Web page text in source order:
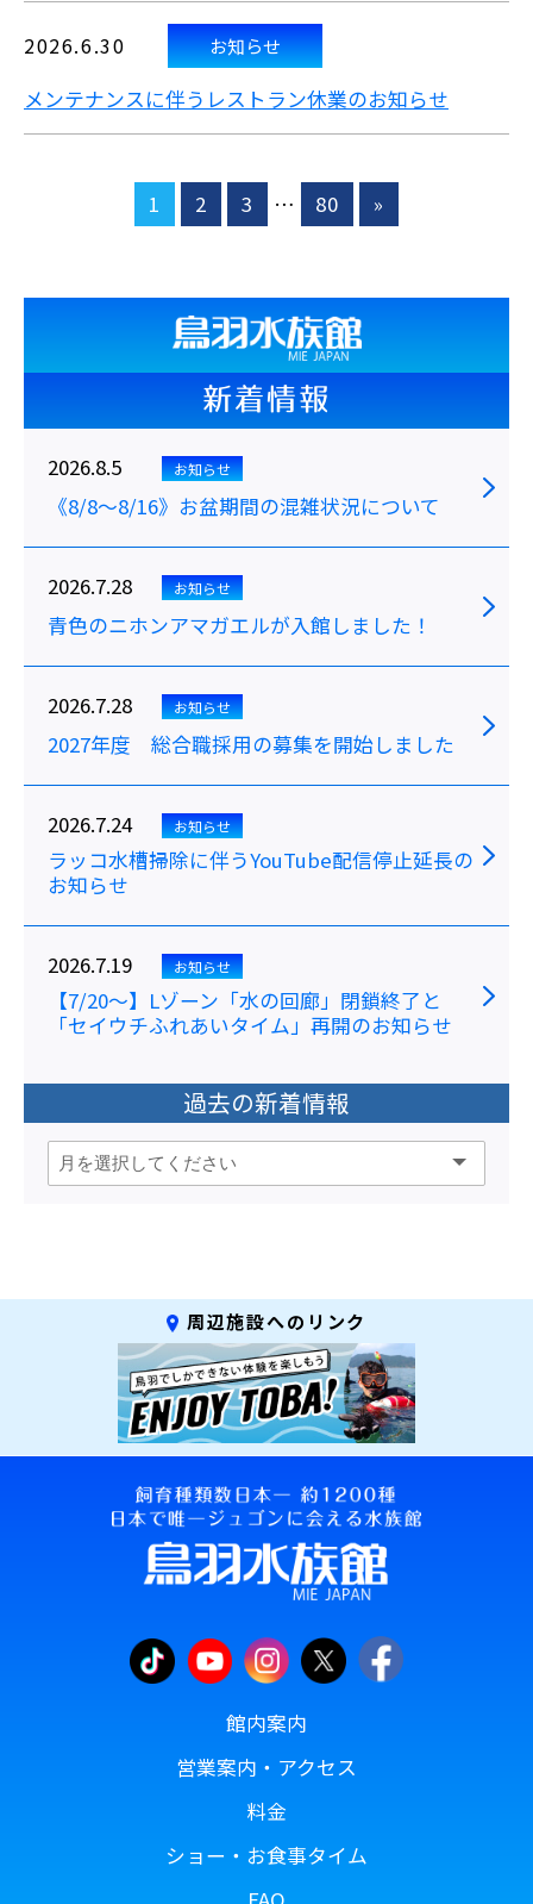
2026.6.30 お知らせ
メンテナンスに伴うレストラン休業のお知らせ
1 2 3 … 80 »
新着情報
2026.8.5 お知らせ
《8/8～8/16》お盆期間の混雑状況について
2026.7.28 お知らせ
青色のニホンアマガエルが入館しました！
2026.7.28 お知らせ
2027年度 総合職採用の募集を開始しました
2026.7.24 お知らせ
ラッコ水槽掃除に伴うYouTube配信停止延長の
お知らせ
2026.7.19 お知らせ
【7/20～】Lゾーン「水の回廊」閉鎖終了と
「セイウチふれあいタイム」再開のお知らせ
過去の新着情報
周辺施設へのリンク
館内案内
営業案内・アクセス
料金
ショー・お食事タイム